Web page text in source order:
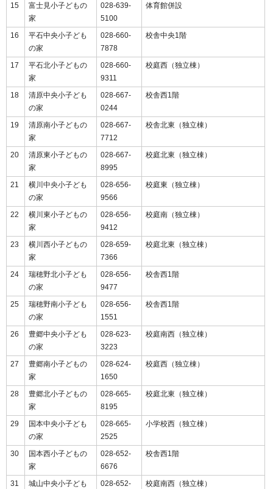
15
富士見小子どもの
家
028-639-
5100
体育館併設
16
平石中央小子ども
の家
028-660-
7878
校舎中央1階
17
平石北小子どもの
家
028-660-
9311
校庭西（独立棟）
18
清原中央小子ども
の家
028-667-
0244
校舎西1階
19
清原南小子どもの
家
028-667-
7712
校舎北東（独立棟）
20
清原東小子どもの
家
028-667-
8995
校庭北東（独立棟）
21
横川中央小子ども
の家
028-656-
9566
校庭東（独立棟）
22
横川東小子どもの
家
028-656-
9412
校庭南（独立棟）
23
横川西小子どもの
家
028-659-
7366
校庭北東（独立棟）
24
瑞穂野北小子ども
の家
028-656-
9477
校舎西1階
25
瑞穂野南小子ども
の家
028-656-
1551
校舎西1階
26
豊郷中央小子ども
の家
028-623-
3223
校庭南西（独立棟）
27
豊郷南小子どもの
家
028-624-
1650
校庭西（独立棟）
28
豊郷北小子どもの
家
028-665-
8195
校庭北東（独立棟）
29
国本中央小子ども
の家
028-665-
2525
小学校西（独立棟）
30
国本西小子どもの
家
028-652-
6676
校舎西1階
31 城山中央小子ども 028-652- 校庭南西（独立棟）